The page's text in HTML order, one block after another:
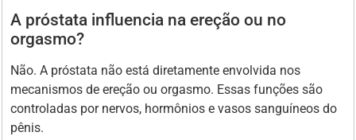
A próstata influencia na ereção ou no
orgasmo?
Não. A próstata não está diretamente envolvida nos
mecanismos de ereção ou orgasmo. Essas funções são
controladas por nervos, hormônios e vasos sanguíneos do
pênis.